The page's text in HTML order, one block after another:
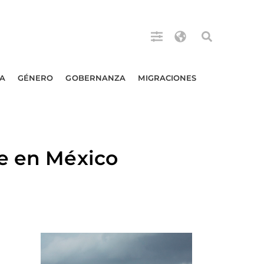
GÉNERO GOBERNANZA MIGRACIONES
en México